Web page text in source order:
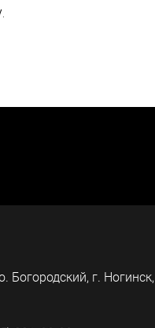
Богородский, г. Ногинск,